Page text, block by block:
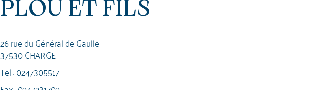
PLOU ET FILS
26 rue du Général de Gaulle
37530 CHARGE
Tel :0247305517